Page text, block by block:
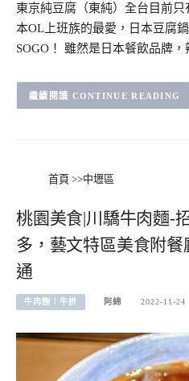
東京純豆腐（東純）全台目前
本OL上班族的最愛，日本豆腐
SOGO！ 雖然是日本餐飲品牌
CONTINUE READING
首頁 >>中壢區
桃園美食|川驕牛肉麵-
多，藝文特區美食附
通
牛肉麵︱牛排 阿綿 2022-11-24